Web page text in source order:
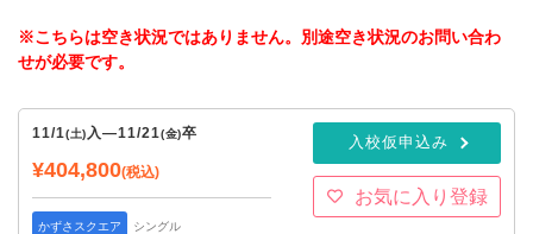
※こちらは空き状況ではありません。別途空き状況のお問い合わ
せが必要です。
11/1(土) 入—11/21(金)卒
¥404,800(税込)
かずさスクエア シングル
入校仮申込み
お気に入り登録